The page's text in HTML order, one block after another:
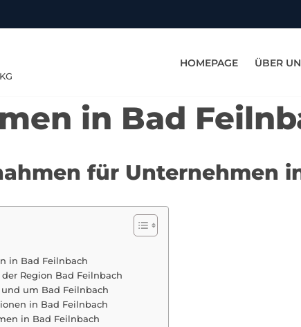
HOMEPAGE ÜBER
in Bad
für Unternehmen
in Bad Feilnbach
Region Bad Feilnbach
um Bad Feilnbach
in Bad Feilnbach
in Bad Feilnbach